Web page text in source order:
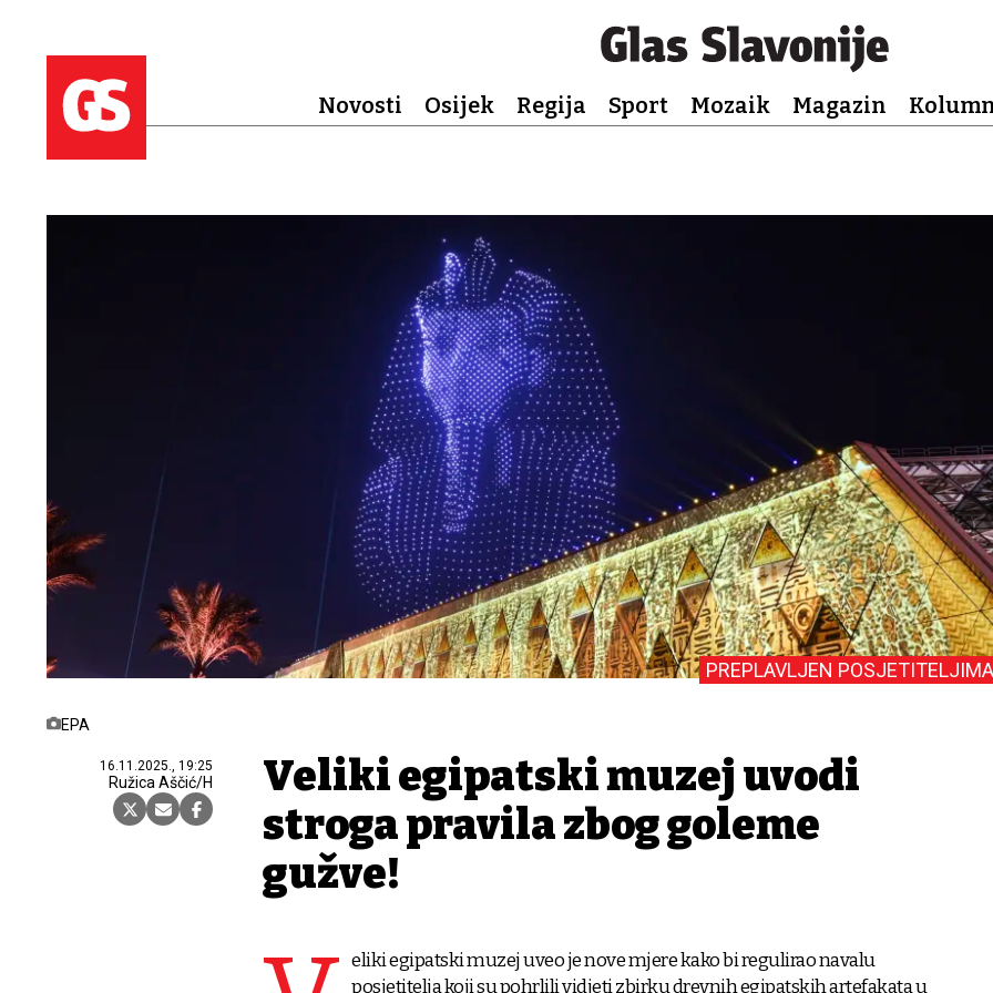
Novosti Osijek Regija Sport Mozaik Magazin
EPA
16.11.2025., 19:25
Ružica Aščić/H
PREPLAVLJEN
Veliki egipatski muzej uvodi
stroga pravila zbog goleme
gužve!
eliki egipatski muzej uveo je nove mjere kako bi regulirao navalu
posjetitelja koji su pohrlili vidjeti zbirku drevnih egipatskih artefakata u